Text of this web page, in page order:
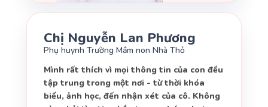
Chị Nguyễn Lan Phương
Phụ huynh Trường Mầm non Nhà Thỏ
Mình rất thích vì mọi thông tin của con đều
tập trung trong một nơi - từ thời khóa
biểu, ảnh học, đến nhận xét của cô. Không